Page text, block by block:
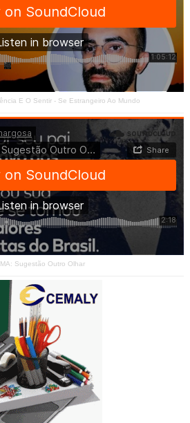
E O Sentir - Se Estrangeiro Ao Mundo
Sugestão Outro Olhar